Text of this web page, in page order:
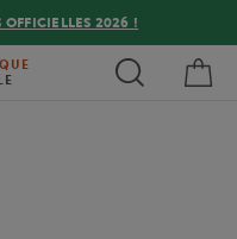
OFFICIELLES 2026 !